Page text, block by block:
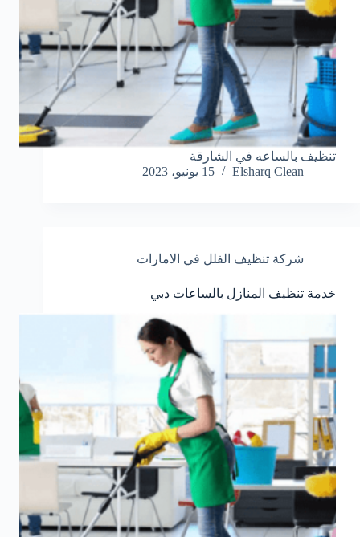
تنظيف بالساعه في الشارقة
Elsharq Clean
15 يونيو، 2023
شركة تنظيف الفلل في الامارات
خدمة تنظيف المنازل بالساعات دبي